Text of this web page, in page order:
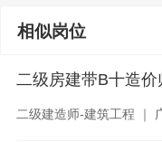
相似岗位
二级房建带B十造
二级建造师-建筑工程 ｜